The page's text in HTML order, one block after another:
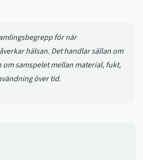
för när
hälsan. Det handlar sällan om
om samspelet mellan material, fukt,
över tid.